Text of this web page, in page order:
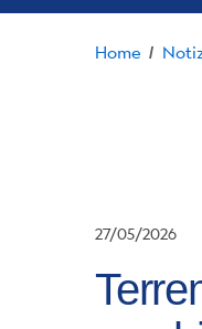
Home /
27/05/2026